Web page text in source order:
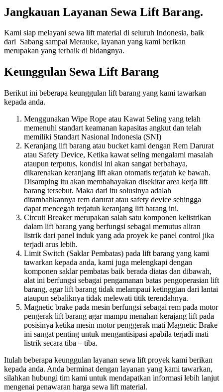
Jangkauan Layanan Sewa Lift Barang.
Kami siap melayani sewa lift material di seluruh Indonesia, baik
dari Sabang sampai Merauke, layanan yang kami berikan
merupakan yang terbaik di bidangnya.
Keunggulan Sewa Lift Barang
Berikut ini beberapa keunggulan lift barang yang kami tawarkan
kepada anda.
Menggunakan Wipe Rope atau Kawat Seling yang telah
memenuhi standart keamanan kapasitas angkut dan telah
memiliki Standart Nasional Indonesia (SNI)
Keranjang lift barang atau bucket kami dengan Rem Darurat
atau Safety Device, Ketika kawat seling mengalami masalah
ataupun terputus, kondisi ini akan sangat berbahaya,
dikarenakan keranjang lift akan otomatis terjatuh ke bawah.
Disamping itu akan membahayakan disekitar area kerja lift
barang tersebut. Maka dari itu solusinya adalah
ditambahkannya rem darurat atau safety device sehingga
dapat mencegah terjatuh keranjang lift barang ini.
Circuit Breaker merupakan salah satu komponen kelistrikan
dalam lift barang yang berfungsi sebagai memutus aliran
listrik dari panel induk yang ada proyek ke panel control jika
terjadi arus lebih.
Limit Switch (Saklar Pembatas) pada lift barang yang kami
tawarkan kepada anda, kami juga melengkapi dengan
komponen saklar pembatas baik berada diatas dan dibawah,
alat ini berfungsi sebagai pengamanan batas pengoperasian lift
barang, agar lift barang tidak melampaui ketinggian dari lantai
ataupun sebaliknya tidak melewati titik terendahnya.
Magnetic brake pada mesin berfungsi sebagai rem pada motor
pengerak lift barang agar mampu menahan kerajang lift pada
posisinya ketika mesin motor penggerak mati Magnetic Brake
ini sangat penting untuk mengantisipasi apabila terjadi mati
listrik secara tiba – tiba.
Itulah beberapa keunggulan layanan sewa lift proyek kami berikan
kepada anda. Anda berminat dengan layanan yang kami tawarkan,
silahkan hubungi tim kami untuk mendapatkan informasi lebih lanjut
mengenai penawaran harga sewa lift material.